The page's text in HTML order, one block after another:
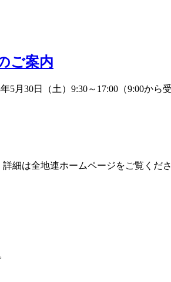
ご案内
月30日（土）9:30～17:00（9:00から
細は全地連ホームページをご覧く